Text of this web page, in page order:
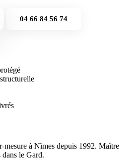
04 66 84 56 74
mesure à Nîmes depuis 1992. Maître
le Gard.